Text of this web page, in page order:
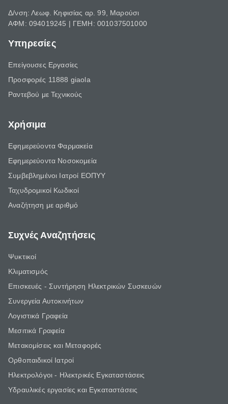
Δ/νση: Λεωφ. Κηφισίας αρ. 99, Μαρούσι
ΑΦΜ: 094019245 | ΓΕΜΗ: 001037501000
Υπηρεσίες
Επείγουσες Εργασίες
Προσφορές 11888 giaola
Ραντεβού με Τεχνικούς
Χρήσιμα
Εφημερεύοντα Φαρμακεία
Εφημερεύοντα Νοσοκομεία
Συμβεβλημένοι Ιατροί ΕΟΠΥΥ
Ταχυδρομικοί Κωδικοί
Αναζήτηση με αριθμό
Συχνές Αναζητήσεις
Ψυκτικοί
Κλιματισμός
Επισκευές - Συντήρηση Ηλεκτρικών Συσκευών
Συνεργεία Αυτοκινήτων
Λογιστικά Γραφεία
Μεσιτικά Γραφεία
Μετακομίσεις και Μεταφορές
Ορθοπαιδικοί Ιατροί
Ηλεκτρολόγοι - Ηλεκτρικές Εγκαταστάσεις
Υδραυλικές εργασίες και Εγκαταστάσεις